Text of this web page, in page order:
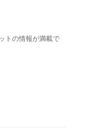
トの情報が満載で